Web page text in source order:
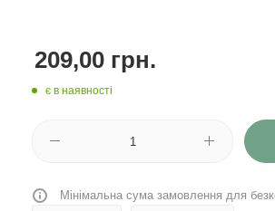
209,00 грн.
є в наявності
Мінімальна сума замовлення для